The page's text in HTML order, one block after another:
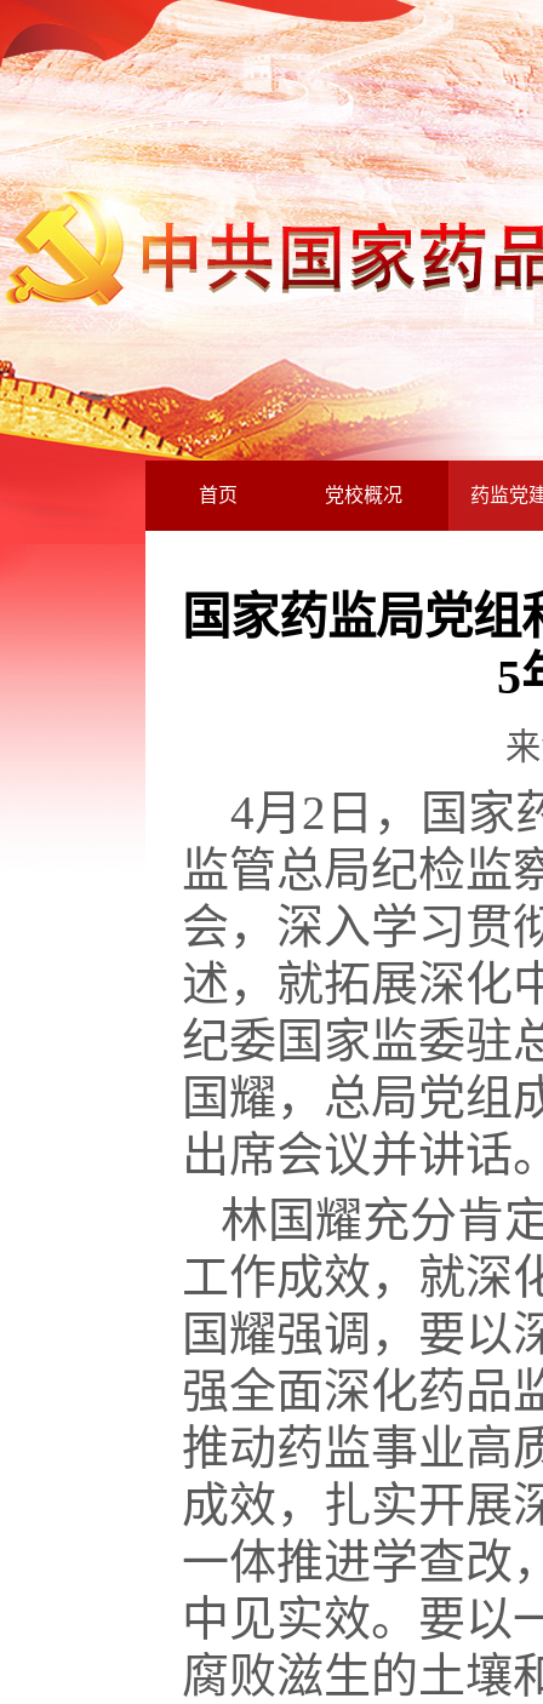
首页 党校概况 药监党
国家药监局党
5
4月2日，国家
监管总局纪检监
会，深入学习贯
述，就拓展深化
纪委国家监委驻
国耀，总局党组
出席会议并讲话
林国耀充分肯
工作成效，就深
国耀强调，要以
强全面深化药品
推动药监事业高
成效，扎实开展
一体推进学查改
中见实效。要以
腐败滋生的土壤